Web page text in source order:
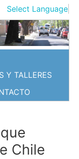
Select Language
Y TALLERES
Chile